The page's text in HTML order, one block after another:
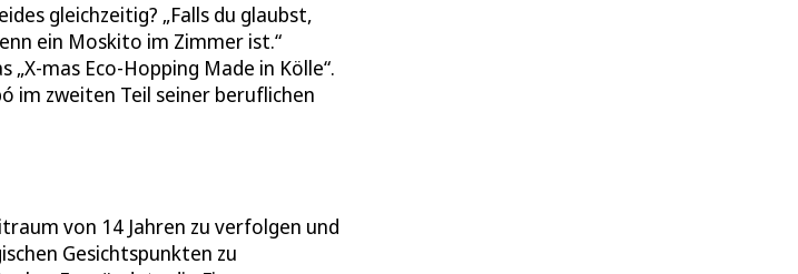
gleichzeitig? „Falls du glaubst,
ein Moskito im Zimmer ist.“
mas Eco-Hopping Made in Kölle“.
im zweiten Teil seiner beruflichen
von 14 Jahren zu verfolgen und
Gesichtspunkten zu